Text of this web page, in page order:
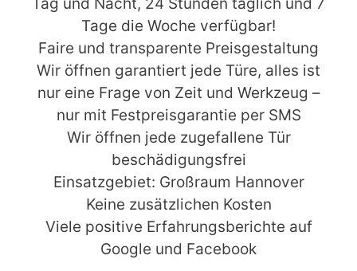
Tage die Woche verfügbar!
Faire und transparente Preisgestaltung
Wir öffnen garantiert jede Türe, alles ist
nur eine Frage von Zeit und Werkzeug –
nur mit Festpreisgarantie per SMS
Wir öffnen jede zugefallene Tür
beschädigungsfrei
Einsatzgebiet: Großraum Hannover
Keine zusätzlichen Kosten
Viele positive Erfahrungsberichte auf
Google und Facebook